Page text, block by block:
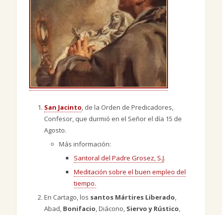
San Jacinto, de la Orden de Predicadores,
Confesor, que durmió en el Señor el día 15 de
Agosto.
Más información:
Santoral del Padre Grosez, S.J.
Meditación sobre el buen empleo del
tiempo.
En Cartago, los santos Mártires Liberado,
Abad, Bonifacio, Diácono, Siervo y Rústico,